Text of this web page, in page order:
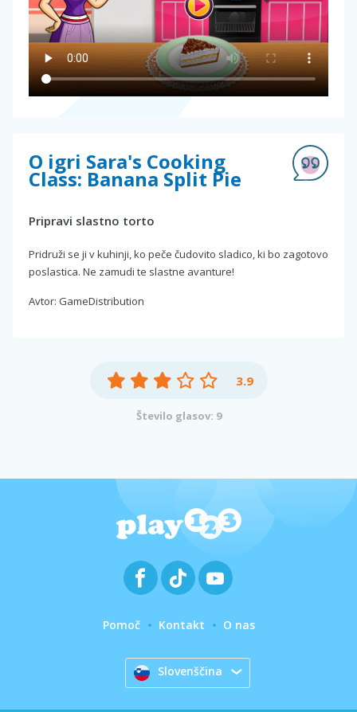
O igri Sara's Cooking
Class: Banana Split Pie
Pripravi slastno torto
Pridruži se ji v kuhinji, ko peče čudovito sladico, ki bo zagotovo
poslastica. Ne zamudi te slastne avanture!
Avtor: GameDistribution
3.9
Število glasov: 9
Pomoč Kontakt O nas
Slovenščina